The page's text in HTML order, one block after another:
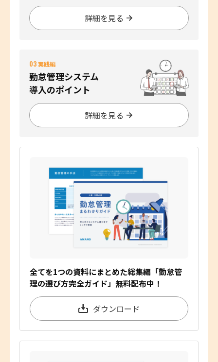
詳細を見る
03実践編
勤怠管理システム
導入のポイント
詳細を見る
全てを1つの資料にまとめた総集編「勤怠管
理の選び方完全ガイド」無料配布中！
ダウンロード